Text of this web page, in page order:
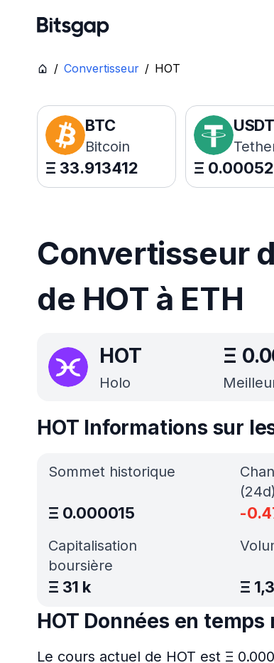
/ Convertisseur / HOT
BTC
Bitcoin
Ξ 33.913412
USDT
Ξ
Convertisseur
de HOT à ETH
HOT
Holo
Ξ
HOT Informations sur
Sommet historique
Ξ 0.000015
Capitalisation
boursière
Ξ 31 k
(24d)
-
Ξ
HOT Données en temps
Le cours actuel de HOT est Ξ